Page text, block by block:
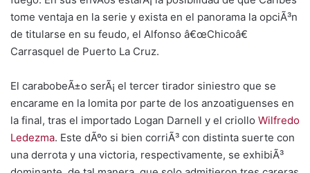
tome ventaja en la serie y exista en el panorama la opciÃ³n
de titularse en su feudo, el Alfonso â€œChicoâ€
Carrasquel de Puerto La Cruz.
El carabobeÃ±o serÃ¡ el tercer tirador siniestro que se
encarame en la lomita por parte de los anzoatiguenses en
la final, tras el importado Logan Darnell y el criollo Wilfredo
Ledezma. Este dÃºo si bien corriÃ³ con distinta suerte con
una derrota y una victoria, respectivamente, se exhibiÃ³